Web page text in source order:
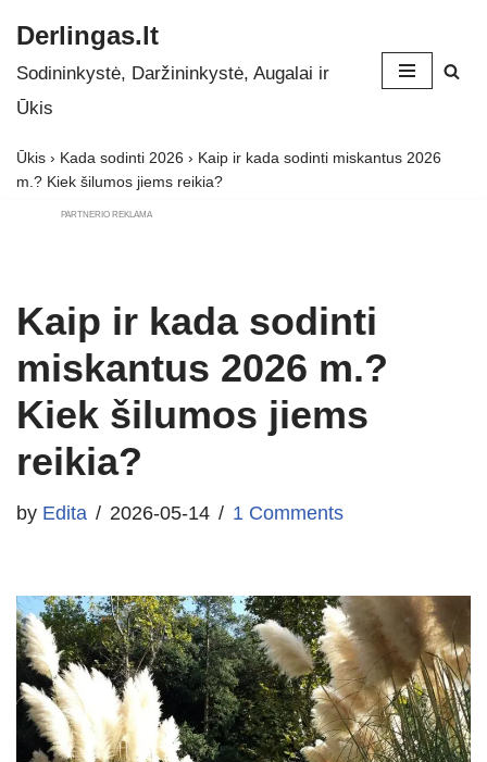
Skip
to
Derlingas.lt
Sodininkystė, Daržininkystė, Augalai ir
Ūkis
Ūkis › Kada sodinti 2026 › Kaip ir kada sodinti miskantus 2026
m.? Kiek šilumos jiems reikia?
PARTNERIO REKLAMA
Kaip ir kada sodinti
miskantus 2026 m.?
Kiek šilumos jiems
reikia?
by Edita 2026-05-14 1 Comments